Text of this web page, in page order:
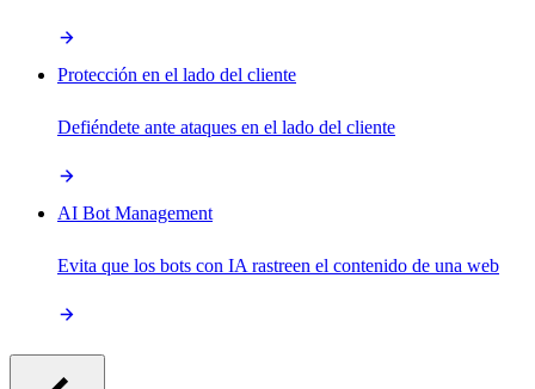
Protección en el lado del cliente
Defiéndete ante ataques en el lado del cliente
AI Bot Management
Evita que los bots con IA rastreen el contenido de una web